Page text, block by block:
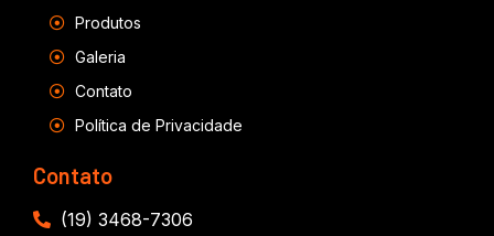
Produtos
Galeria
Contato
Política de Privacidade
Contato
(19) 3468-7306